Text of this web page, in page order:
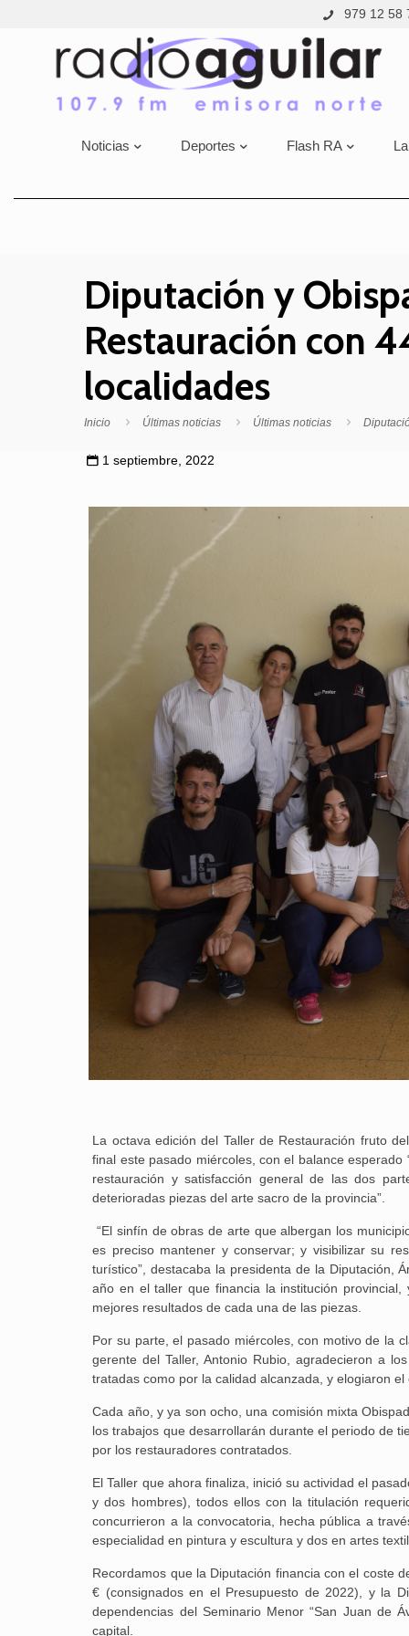
979 12 58
Noticias Deportes Flash RA
Diputación y
Restauración con
localidades
Inicio Últimas noticias Últimas noticias
1 septiembre, 2022
La octava edición del Taller de Restauración fruto
final este pasado miércoles, con el balance
restauración y satisfacción general de las dos
deterioradas piezas del arte sacro de la provincia”.
“El sinfín de obras de arte que albergan los
es preciso mantener y conservar; y visibilizar su
turístico”, destacaba la presidenta de la Diputación,
año en el taller que financia la institución
mejores resultados de cada una de las piezas.
Por su parte, el pasado miércoles, con motivo de la
gerente del Taller, Antonio Rubio, agradecieron a
tratadas como por la calidad alcanzada, y elogiaron
Cada año, y ya son ocho, una comisión mixta
los trabajos que desarrollarán durante el periodo de
por los restauradores contratados.
El Taller que ahora finaliza, inició su actividad el
y dos hombres), todos ellos con la titulación
concurrieron a la convocatoria, hecha pública a
especialidad en pintura y escultura y dos en artes
Recordamos que la Diputación financia con el coste
€ (consignados en el Presupuesto de 2022), y la
dependencias del Seminario Menor “San Juan de
capital.